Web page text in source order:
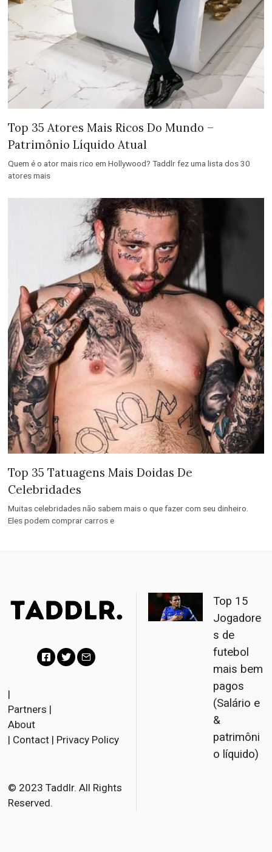
Top 35 Atores Mais Ricos Do Mundo –
Patrimônio Líquido Atual
Quem é o ator mais rico em Hollywood? Taddlr fez uma lista dos 30
atores mais
Top 35 Tatuagens Mais Doidas De
Celebridades
Muitas celebridades não sabem mais o que fazer com seu dinheiro.
Eles podem comprar carros e
c
o
k
r
l
|
Partners |
About
| Contact | Privacy Policy
© 2023 Taddlr. All Rights
Reserved.
Top 15
Jogadore
s de
futebol
mais bem
pagos
(Salário e
&
patrimôni
o líquido)